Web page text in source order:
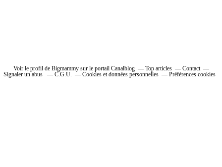
Voir le profil de Bigmammy sur le portail Canalblog Top articles
Contact
Signaler un abus
C.G.U. Cookies et données personnelles Préférences cookies